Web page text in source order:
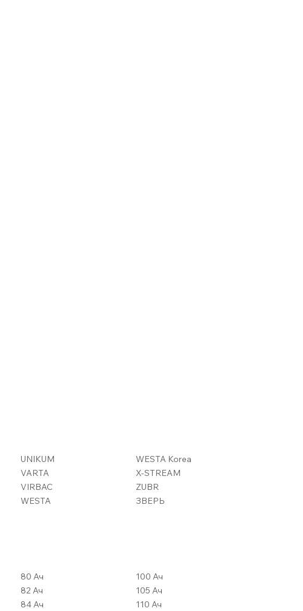
UNIKUM
VARTA
VIRBAC
WESTA
WESTA Korea
X-STREAM
ZUBR
ЗВЕРЬ
80 Ач
82 Ач
84 Ач
100 Ач
105 Ач
110 Ач